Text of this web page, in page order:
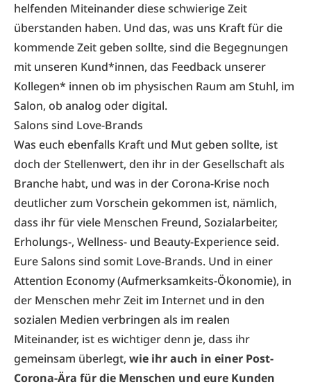
helfenden Miteinander diese schwierige Zeit
überstanden haben. Und das, was uns Kraft für die
kommende Zeit geben sollte, sind die Begegnungen
mit unseren Kund*innen, das Feedback unserer
Kollegen* innen ob im physischen Raum am Stuhl, im
Salon, ob analog oder digital.
Salons sind Love-Brands
Was euch ebenfalls Kraft und Mut geben sollte, ist
doch der Stellenwert, den ihr in der Gesellschaft als
Branche habt, und was in der Corona-Krise noch
deutlicher zum Vorschein gekommen ist, nämlich,
dass ihr für viele Menschen Freund, Sozialarbeiter,
Erholungs-, Wellness- und Beauty-Experience seid.
Eure Salons sind somit Love-Brands. Und in einer
Attention Economy (Aufmerksamkeits-Ökonomie), in
der Menschen mehr Zeit im Internet und in den
sozialen Medien verbringen als im realen
Miteinander, ist es wichtiger denn je, dass ihr
gemeinsam überlegt, wie ihr auch in einer Post-
Corona-Ära für die Menschen und eure Kunden